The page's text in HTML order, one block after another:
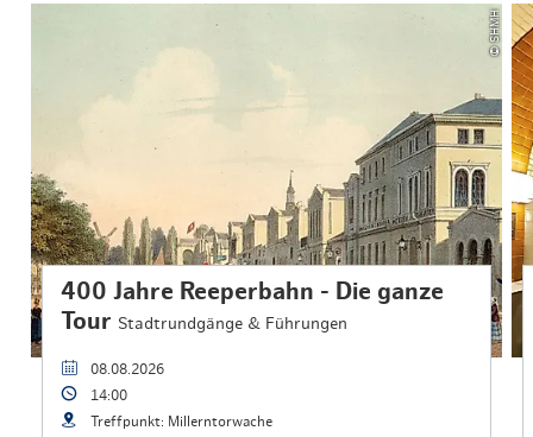
© SHMH
400 Jahre Reeperbahn - Die ganze
Tour Stadtrundgänge & Führungen
08.08.2026
14:00
Treffpunkt: Millerntorwache